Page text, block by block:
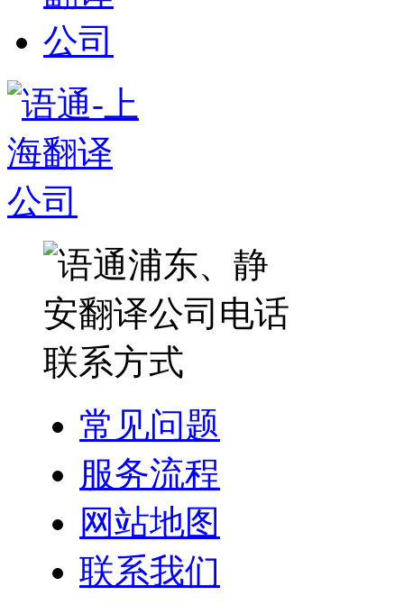
常见问题
服务流程
网站地图
联系我们